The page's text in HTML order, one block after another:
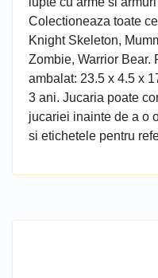
Colectioneaza toate
Knight Skeleton,
Zombie, Warrior Bear.
ambalat: 23.5 x 4.5 x
3 ani. Jucaria poate
jucariei inainte de a o
si etichetele pentru